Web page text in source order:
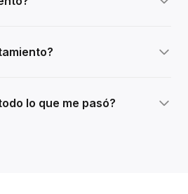
lo que me pasó?